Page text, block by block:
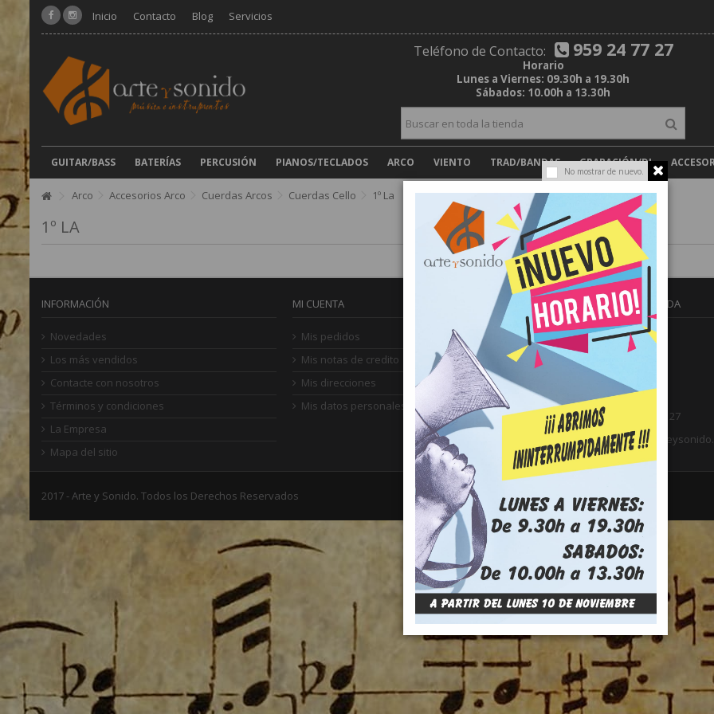
No mostrar de nuevo.
Inicio Contacto Blog Servicios
Teléfono de Contacto: 959 24 77 27
Horario
Lunes a Viernes: 09.30h a 19.30h
Sábados: 10.00h a 13.30h
GUITAR/BASS BATERÍAS PERCUSIÓN PIANOS/TECLADOS ARCO VIENTO TRAD/BANDAS GRABACIÓN/DJ
Arco Accesorios Arco Cuerdas Arcos Cuerdas Cello 1º La
1º LA
INFORMACIÓN
Novedades
Los más vendidos
Contacte con nosotros
Términos y condiciones
La Empresa
Mapa del sitio
MI CUENTA
Mis pedidos
Mis notas de credito
Mis direcciones
Mis datos personales
INFORMACIÓN DE LA TIENDA
ARTE Y SONIDO
Plaza el Campillo, 8
21002 Huelva
Llámenos:
959 24 77 27
Email:
2017 - Arte y Sonido. Todos los Derechos Reservados